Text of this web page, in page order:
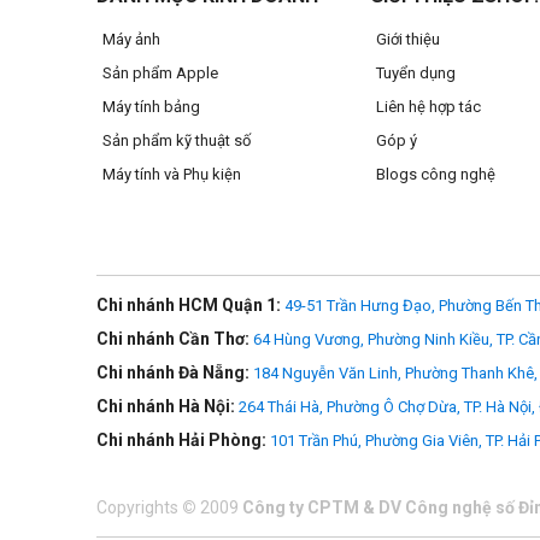
Sạc qua cổng Type-C với công suất 100W PD
Sạc thiết bị của bạn lên đến 85W với bộ sạc 100W PD 3.0
sạc công suất cao và những người làm việc bận rộn khi
EcoSmart - Bền vững mà không phải hy sinh
Máy ảnh
Sản phẩm Apple
Máy tính bảng
Sản phẩm kỹ thuật số
Máy tính và Phụ kiện
Giới thiệu
Tuyển dụng
Liên hệ hợp tác
Góp ý
Blogs công nghệ
Chi nhánh HCM Quận 1: 49-51 Trần Hưng Đạo, Phường Bến
Chi nhánh Cần Thơ: 64 Hùng Vương, Phường Ninh Kiều, TP.
Chi nhánh Đà Nẵng: 184 Nguyễn Văn Linh, Phường Thanh
Chi nhánh Hà Nội: 264 Thái Hà, Phường Ô Chợ Dừa, TP. Hà
Chi nhánh Hải Phòng: 101 Trần Phú, Phường Gia Viên, TP.
Copyrights © 2009 Công ty CPTM & DV Công nghệ số